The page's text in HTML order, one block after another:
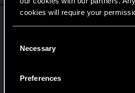
cookies will require your
and tweak your preferences
Necessary
Preferences
Valamreacted toVattier's
Zapowiedź dodatku
Planowaliśmy to ogłoszenie podczas
May 27, 2026